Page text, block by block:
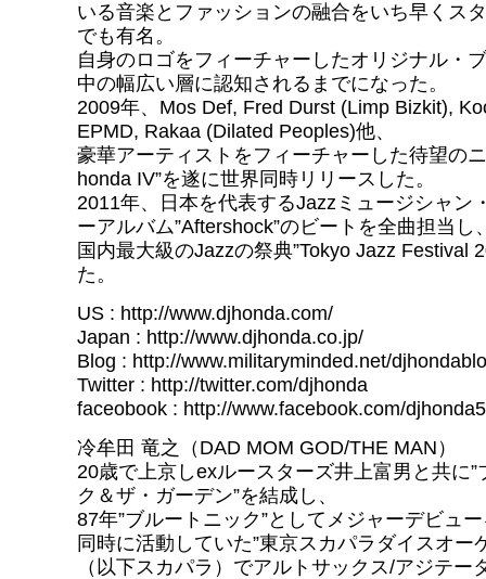
いる音楽とファッションの融合をいち早くス
でも有名。
自身のロゴをフィーチャーしたオリジナル・
中の幅広い層に認知されるまでになった。
2009年、Mos Def, Fred Durst (Limp Bizkit),
EPMD, Rakaa (Dilated Peoples)他、
豪華アーティストをフィーチャーした待望の
honda IV”を遂に世界同時リリースした。
2011年、日本を代表するJazzミュージシャン
ーアルバム”Aftershock”のビートを全曲担当し
国内最大級のJazzの祭典”Tokyo Jazz Festival
た。
US : http://www.djhonda.com/
Japan : http://www.djhonda.co.jp/
Blog : http://www.militaryminded.net/
Twitter : http://twitter.com/djhonda
faceobook : http://www.facebook.com/djhonda5
冷牟田 竜之（DAD MOM GOD/THE MAN）
20歳で上京しexルースターズ井上富男と共に”
ク＆ザ・ガーデン”を結成し、
87年”ブルートニック”としてメジャーデビュ
同時に活動していた”東京スカパラダイスオー
（以下スカパラ）でアルトサックス/アジテー